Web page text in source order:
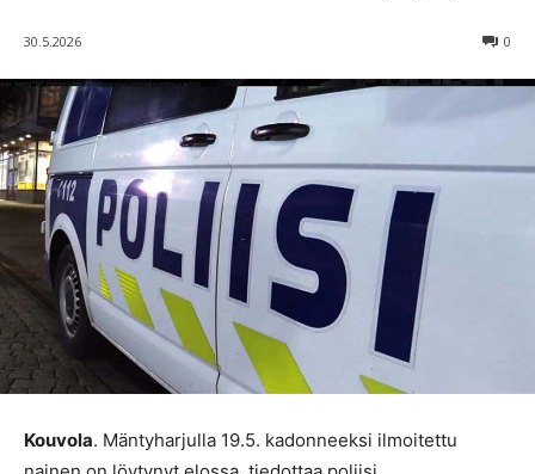
30.5.2026 0
Kouvola. Mäntyharjulla 19.5. kadonneeksi ilmoitettu